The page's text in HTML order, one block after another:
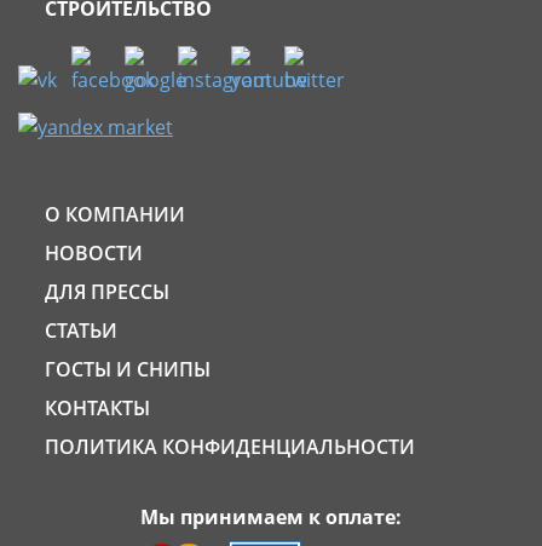
СТРОИТЕЛЬСТВО
О КОМПАНИИ
НОВОСТИ
ДЛЯ ПРЕССЫ
СТАТЬИ
ГОСТЫ И СНИПЫ
КОНТАКТЫ
ПОЛИТИКА КОНФИДЕНЦИАЛЬНОСТИ
Мы принимаем к оплате: